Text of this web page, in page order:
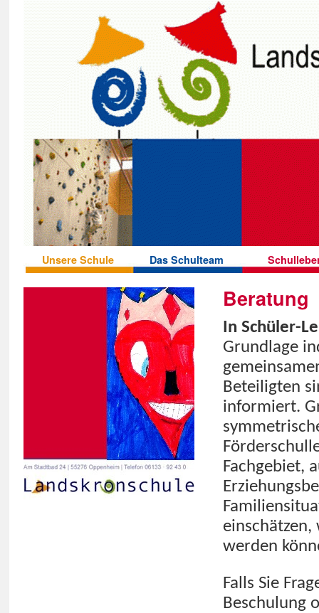
Unsere Schule Das Schulteam
Beratung
In Schüler-
Grundlage
Beteiligten
informiert.
Fachgebiet,
werden
Falls Sie
Beschulung